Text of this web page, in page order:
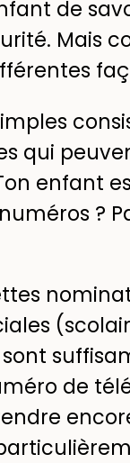
de
Mais
qui
enfant
?
de